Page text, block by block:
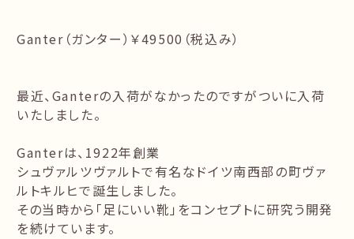
Ganter（ガンター）￥49500（税込み）
最近、Ganterの入荷がなかったのですがついに入荷
いたしました。
Ganterは、1922年創業
シュヴァルツヴァルトで有名なドイツ南西部の町ヴァ
ルトキルヒで誕生しました。
その当時から「足にいい靴」をコンセプトに研究う開発
を続けています。